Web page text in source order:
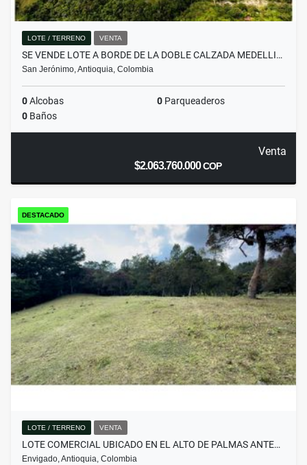
LOTE / TERRENO VENTA
SE VENDE LOTE A BORDE DE LA DOBLE CALZADA MEDELLI…
San Jerónimo, Antioquia, Colombia
0Alcobas 0 Parqueaderos
0 Baños
Venta
$2.063.760.000COP
DESTACADO
LOTE / TERRENO VENTA
LOTE COMERCIAL UBICADO EN EL ALTO DE PALMAS ANTE…
Envigado, Antioquia, Colombia